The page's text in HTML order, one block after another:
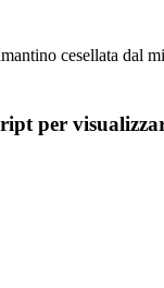
cesellata dal
per